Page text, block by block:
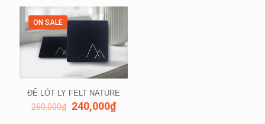
ON SALE
ĐẾ LÓT LY FELT NATURE
260,000₫ 240,000₫